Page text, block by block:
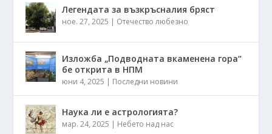
Легендата за възкръсналия бряст
ное. 27, 2025 | Отечество любезно
Изложба „Подводната вкаменена гора“
бе открита в НПМ
юни 4, 2025 | Последни новини
Наука ли е астрологията?
мар. 24, 2025 | Небето над нас